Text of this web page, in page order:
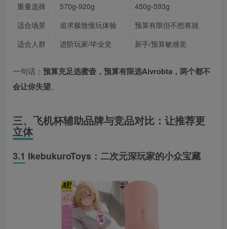
重量选择
570g-920g
450g-593g
适合场景
追求极致慢玩体验
预算有限但不想将就
适合人群
进阶玩家/毕业党 新手/预算敏感党
一句话： 预算充足选蜜壶，预算有限选Aivrobta，两个都不
会让你失望。
三、飞机杯辅助品牌与竞品对比：让推荐更
立体
3.1 IkebukuroToys：二次元深玩家的小众宝藏